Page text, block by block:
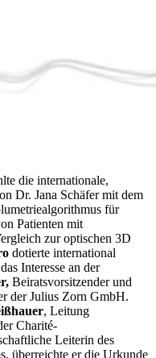
die internationale,
Dr. Jana Schäfer mit dem
für
Patienten mit
zur optischen 3D
dotierte international
Interesse an der
Beiratsvorsitzender und
der Julius Zorn GmbH.
, Leitung
Charité-
Leiterin des
überreichte er die Urkunde